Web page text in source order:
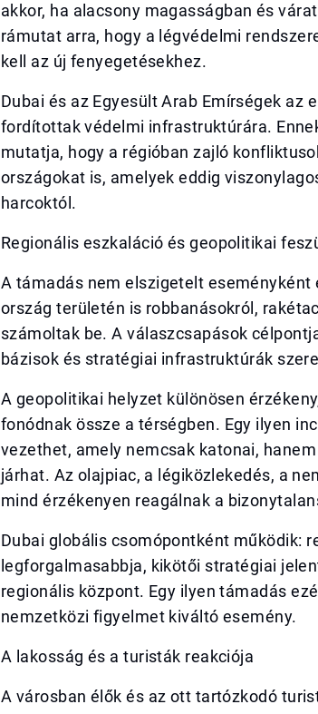
akkor, ha alacsony magasságban és
rámutat arra, hogy a légvédelmi
kell az új fenyegetésekhez.
Dubai és az Egyesült Arab Emírségek az
fordítottak védelmi infrastruktúrára.
mutatja, hogy a régióban zajló
országokat is, amelyek eddig
harcoktól.
Regionális eszkaláció és geopolitikai
A támadás nem elszigetelt
ország területén is robbanásokról,
számoltak be. A válaszcsapások
bázisok és stratégiai infrastruktúrák
A geopolitikai helyzet különösen
fonódnak össze a térségben. Egy ilyen
vezethet, amely nemcsak katonai,
járhat. Az olajpiac, a légiközlekedés, a
mind érzékenyen reagálnak a
Dubai globális csomópontként működik:
legforgalmasabbja, kikötői stratégiai
regionális központ. Egy ilyen támadás
nemzetközi figyelmet kiváltó esemény.
A lakosság és a turisták reakciója
A városban élők és az ott tartózkodó